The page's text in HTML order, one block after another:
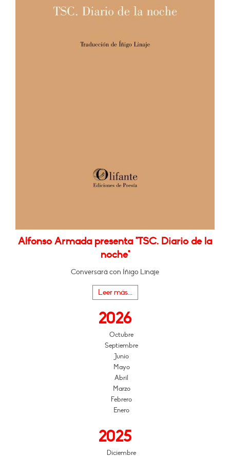
Alfonso Armada presenta "TSC. Diario de la
noche"
Conversará con Íñigo Linaje
Leer más...
2026
Octubre
Septiembre
Junio
Mayo
Abril
Marzo
Febrero
Enero
2025
Diciembre